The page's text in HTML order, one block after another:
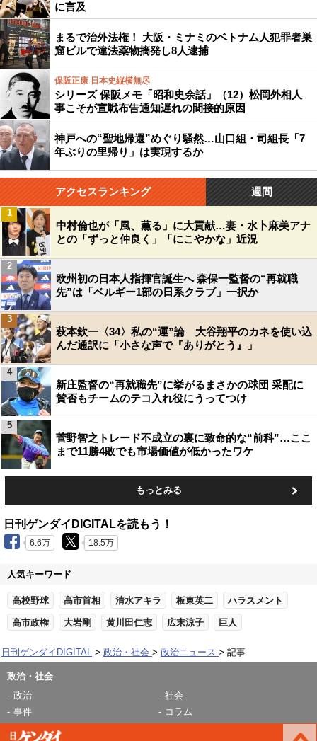
に言及
まるで治外法権！ 大阪・ミナミのベトナム人犯罪者巣
窟ビルで違法薬物摘発し8人逮捕
保阪正康 日本史縦横無尽
シリーズ 保阪メモ「昭和史余話」（12）松岡外相人
事こそが宣戦布告通知遅れの間接的原因
神戸への“聖地帰還”めぐり騒然…山口組・司組長「7
年ぶりの里帰り」は実現するか
アクセスランキング 週間
中村倫也が「風、薫る」に大貢献…妻・水卜麻美アナ
との「ずっと仲良く」「にこやかな」近況
1
欧州初の日本人指揮官誕生へ 森保一監督の“再就職
先”は「ベルギー1部の日系クラブ」一択か
2
萩本欽一〈34〉私の“運”論 大谷翔平のカネを使い込
んだ通訳に「小さな声で『ありがとう』」
3
新庄監督の“再就職先”に挙がるまさかの球団 采配に
賛否もチームのテコ入れ役にうってつけ
4
菅野智之トレード不成立の裏に致命的な“前科”…ここ
まで11勝4敗でも市場価値が低かったワケ
5
もっとみる
日刊ゲンダイDIGITALを読もう！
6.6万 18.5万
人気キーワード
高校野球 高市首相 清水アキラ 板東英二 ハラスメント
高市政権 大岩剛 黄川田仁志 広末涼子 巨人
日刊ゲンダイDIGITAL 政治・社会 政治ニュース 記事
政治・社会
政治
社会
事件
コラム